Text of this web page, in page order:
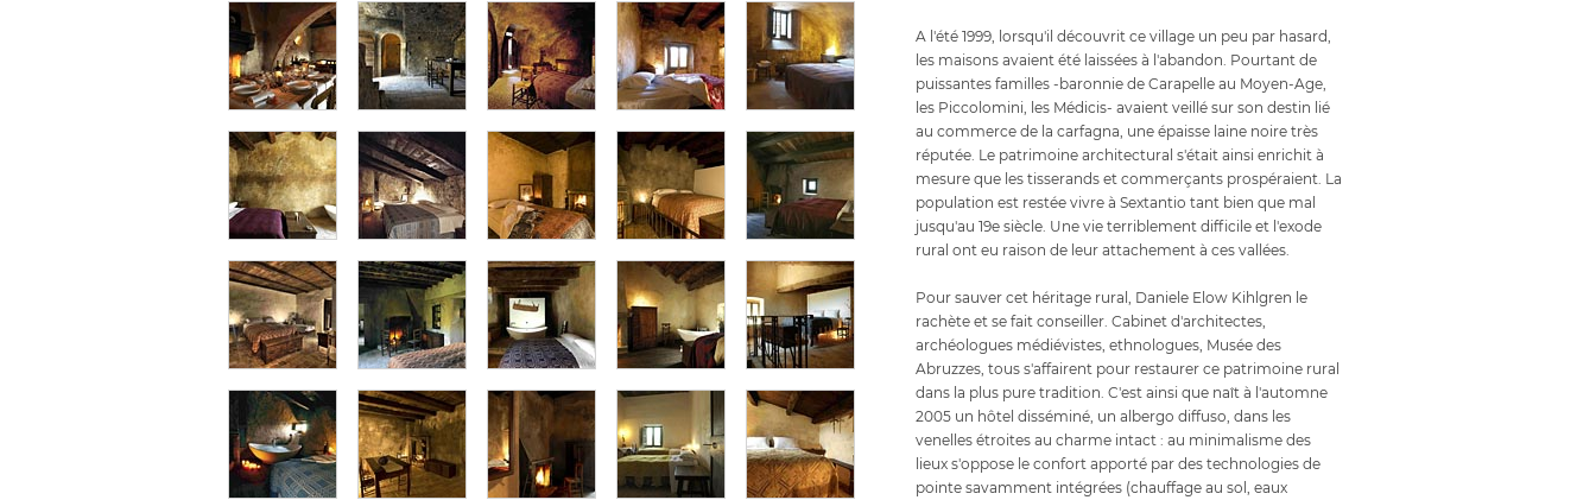
A l'été 1999, lorsqu'il découvrit ce village un peu par hasard,
les maisons avaient été laissées à l'abandon. Pourtant de
puissantes familles -baronnie de Carapelle au Moyen-Age,
les Piccolomini, les Médicis- avaient veillé sur son destin lié
au commerce de la carfagna, une épaisse laine noire très
réputée. Le patrimoine architectural s'était ainsi enrichit à
mesure que les tisserands et commerçants prospéraient. La
population est restée vivre à Sextantio tant bien que mal
jusqu'au 19e siècle. Une vie terriblement difficile et l'exode
rural ont eu raison de leur attachement à ces vallées.
Pour sauver cet héritage rural, Daniele Elow Kihlgren le
rachète et se fait conseiller. Cabinet d'architectes,
archéologues médiévistes, ethnologues, Musée des
Abruzzes, tous s'affairent pour restaurer ce patrimoine rural
dans la plus pure tradition. C'est ainsi que naît à l'automne
2005 un hôtel disséminé, un albergo diffuso, dans les
venelles étroites au charme intact : au minimalisme des
lieux s'oppose le confort apporté par des technologies de
pointe savamment intégrées (chauffage au sol, eaux